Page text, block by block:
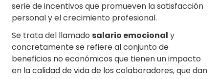
serie de incentivos que promueven la satisfacción
personal y el crecimiento profesional.
Se trata del llamado salario emocional y
concretamente se refiere al conjunto de
beneficios no económicos que tienen un impacto
en la calidad de vida de los colaboradores, que dan